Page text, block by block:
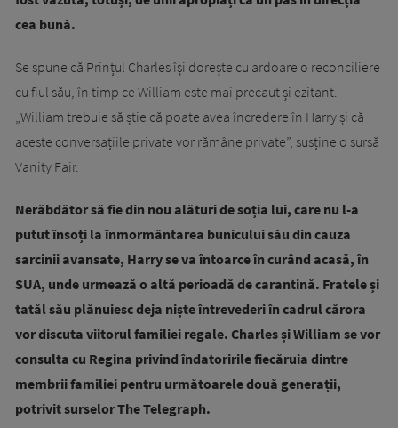
cea bună.
Se spune că Prințul Charles își dorește cu ardoare o reconciliere
cu fiul său, în timp ce William este mai precaut și ezitant.
„William trebuie să știe că poate avea încredere în Harry și că
aceste conversațiile private vor rămâne private”, susține o sursă
Vanity Fair.
Nerăbdător să fie din nou alături de soția lui, care nu l-a
putut însoți la înmormântarea bunicului său din cauza
sarcinii avansate, Harry se va întoarce în curând acasă, în
SUA, unde urmează o altă perioadă de carantină. Fratele și
tatăl său plănuiesc deja niște întrevederi în cadrul cărora
vor discuta viitorul familiei regale. Charles și William se vor
consulta cu Regina privind îndatoririle fiecăruia dintre
membrii familiei pentru următoarele două generații,
potrivit surselor The Telegraph.